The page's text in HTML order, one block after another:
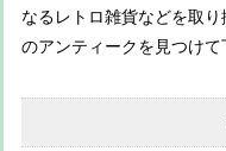
なるレトロ雑貨などを取
のアンティークを見つけて